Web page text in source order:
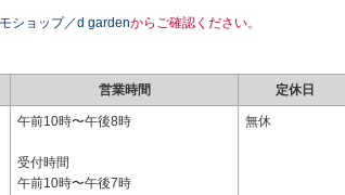
モショップ／d gardenからご確認ください。
営業時間 定休日
午前10時〜午後8時
受付時間
午前10時〜午後7時
無休